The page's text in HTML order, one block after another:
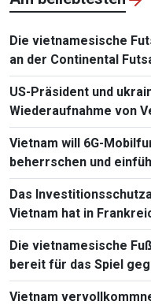
Die vietnamesische
an der Continental
US-Präsident und
Wiederaufnahme von
Vietnam will 6G-
beherrschen und
Das
Vietnam hat in
Die vietnamesische
bereit für das Spiel
Vietnam